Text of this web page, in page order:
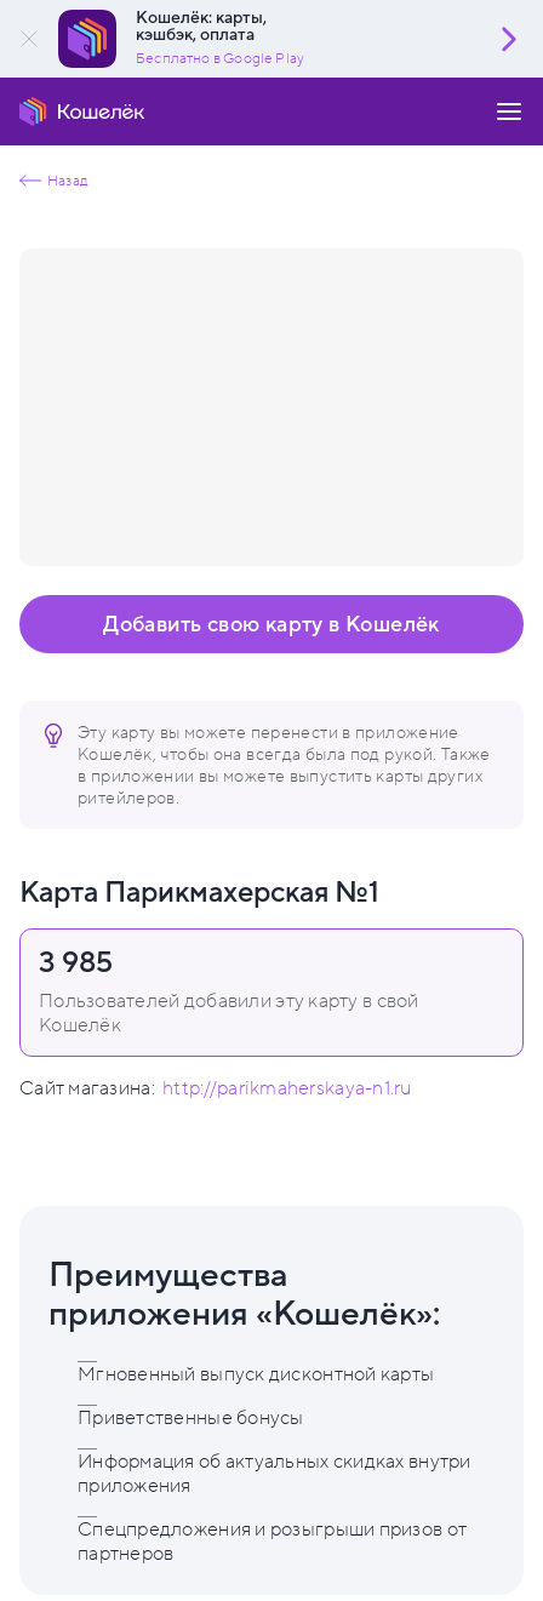
Кошелёк: карты,
кэшбэк, оплата
Бесплатно в Google Play
Назад
Эту карту вы можете перенести в приложение
Кошелёк, чтобы она всегда была под рукой. Также
в приложении вы можете выпустить карты других
ритейлеров.
Добавить свою карту в Кошелёк
Карта Парикмахерская №1
3 985
Пользователей добавили эту карту в свой
Кошелёк
Сайт магазина: http://parikmaherskaya-n1.ru
Преимущества
приложения «Кошелёк»:
Мгновенный выпуск дисконтной карты
Приветственные бонусы
Информация об актуальных скидках внутри
приложения
Спецпредложения и розыгрыши призов от
партнеров